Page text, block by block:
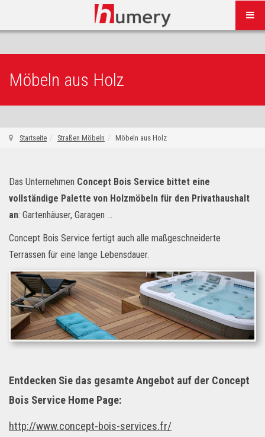
Möbeln aus Holz
Startseite Straßen Möbeln Möbeln aus Holz
Das Unternehmen Concept Bois Service bittet eine
vollständige Palette von Holzmöbeln für den Privathaushalt
an: Gartenhäuser, Garagen ...
Concept Bois Service fertigt auch alle maßgeschneiderte
Terrassen für eine lange Lebensdauer.
Entdecken Sie das gesamte Angebot auf der Concept
Bois Service Home Page:
http://www.concept-bois-services.fr/